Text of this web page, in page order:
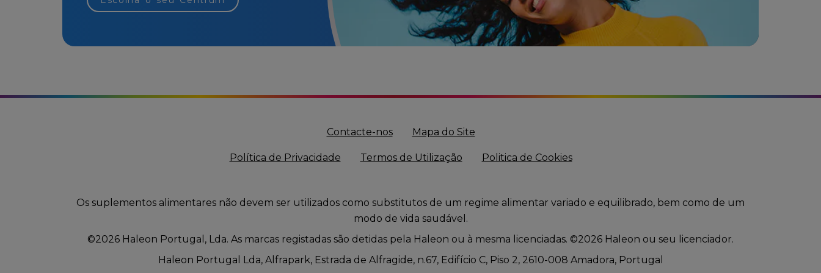
Contacte-nos Mapa do Site
Política de Privacidade Termos de Utilização Politica de Cookies
Os suplementos alimentares não devem ser utilizados como substitutos de um regime alimentar variado e equilibrado, bem como de um
modo de vida saudável.
©2026 Haleon Portugal, Lda. As marcas registadas são detidas pela Haleon ou à mesma licenciadas. ©2026 Haleon ou seu licenciador.
Haleon Portugal Lda, Alfrapark, Estrada de Alfragide, n.67, Edifício C, Piso 2, 2610-008 Amadora, Portugal